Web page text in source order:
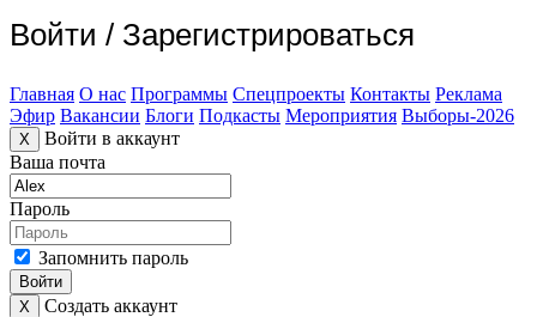
Войти / Зарегистрироваться
Главная О нас Программы Спецпроекты Контакты Реклама
Эфир Вакансии Блоги Подкасты Мероприятия Выборы-2026
X
Войти в аккаунт
Ваша почта
Пароль
Запомнить пароль
Войти
X
Создать аккаунт